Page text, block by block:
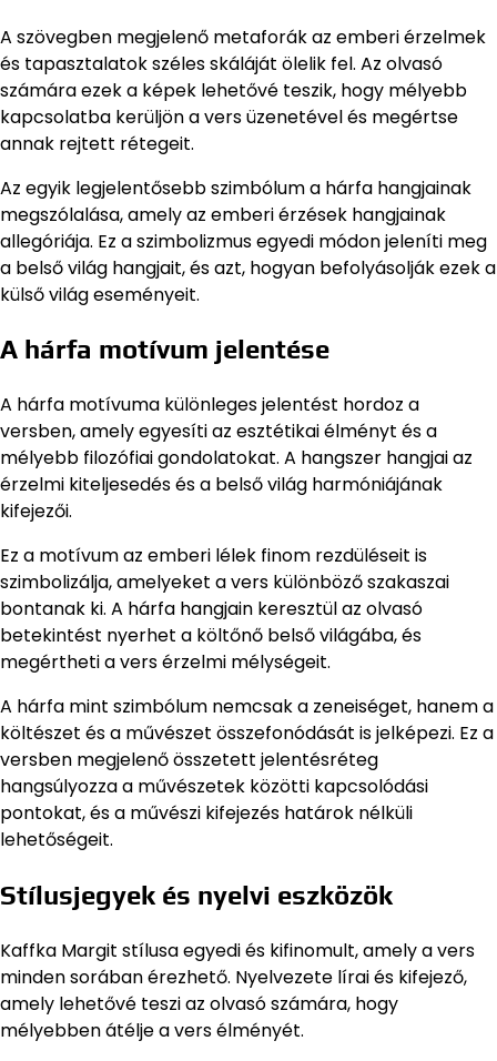
A szövegben megjelenő metaforák az emberi érzelmek
és tapasztalatok széles skáláját ölelik fel. Az olvasó
számára ezek a képek lehetővé teszik, hogy mélyebb
kapcsolatba kerüljön a vers üzenetével és megértse
annak rejtett rétegeit.
Az egyik legjelentősebb szimbólum a hárfa hangjainak
megszólalása, amely az emberi érzések hangjainak
allegóriája. Ez a szimbolizmus egyedi módon jeleníti meg
a belső világ hangjait, és azt, hogyan befolyásolják ezek a
külső világ eseményeit.
A hárfa motívum jelentése
A hárfa motívuma különleges jelentést hordoz a
versben, amely egyesíti az esztétikai élményt és a
mélyebb filozófiai gondolatokat. A hangszer hangjai az
érzelmi kiteljesedés és a belső világ harmóniájának
kifejezői.
Ez a motívum az emberi lélek finom rezdüléseit is
szimbolizálja, amelyeket a vers különböző szakaszai
bontanak ki. A hárfa hangjain keresztül az olvasó
betekintést nyerhet a költőnő belső világába, és
megértheti a vers érzelmi mélységeit.
A hárfa mint szimbólum nemcsak a zeneiséget, hanem a
költészet és a művészet összefonódását is jelképezi. Ez a
versben megjelenő összetett jelentésréteg
hangsúlyozza a művészetek közötti kapcsolódási
pontokat, és a művészi kifejezés határok nélküli
lehetőségeit.
Stílusjegyek és nyelvi eszközök
Kaffka Margit stílusa egyedi és kifinomult, amely a vers
minden sorában érezhető. Nyelvezete lírai és kifejező,
amely lehetővé teszi az olvasó számára, hogy
mélyebben átélje a vers élményét.